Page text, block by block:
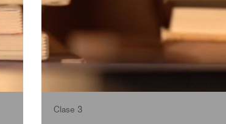
Clase 3